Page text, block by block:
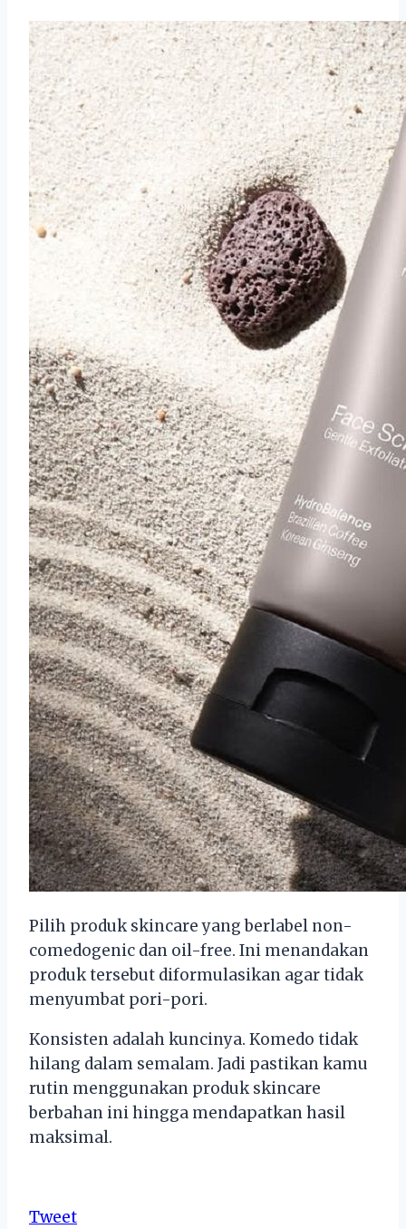
Pilih produk skincare yang berlabel non-
comedogenic dan oil-free. Ini menandakan
produk tersebut diformulasikan agar tidak
menyumbat pori-pori.
Konsisten adalah kuncinya. Komedo tidak
hilang dalam semalam. Jadi pastikan kamu
rutin menggunakan produk skincare
berbahan ini hingga mendapatkan hasil
maksimal.
Tweet